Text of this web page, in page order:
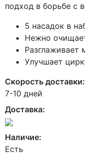
подход в борьбе с
5 насадок в
Нежно
Улучшает
Скорость доставки:
7-10 дней
Доставка:
Наличие:
Есть